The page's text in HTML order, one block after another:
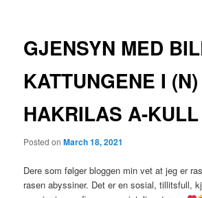
GJENSYN MED
KATTUNGENE I (N)
HAKRILAS A-KULL
Posted onMarch 18, 2021
Dere som følger bloggen min vet at jeg er
rasen abyssiner. Det er en sosial, tillitsfull,